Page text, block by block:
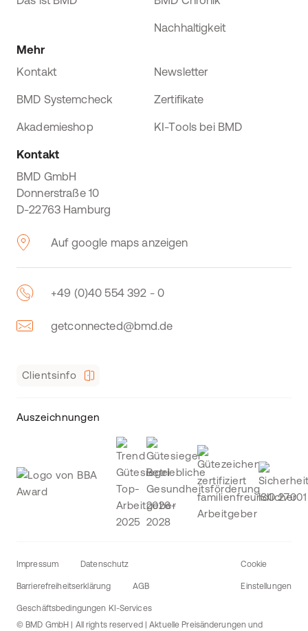
Nachhaltigkeit
Mehr
Kontakt
Newsletter
BMD Systemcheck Zertifikate
Akademieshop KI-Tools bei BMD
Kontakt
BMD GmbH
Donnerstraße 10
D-22763 Hamburg
Auf google maps anzeigen
+49 (0)40 554 392 - 0
getconnected@bmd.de
Clientsinfo
Auszeichnungen
Impressum Datenschutz
Barrierefreiheitserklärung AGB
Geschäftsbedingungen KI-Services
Cookie
Einstellungen
© BMD GmbH | All rights reserved | Aktuelle Preisänderungen und